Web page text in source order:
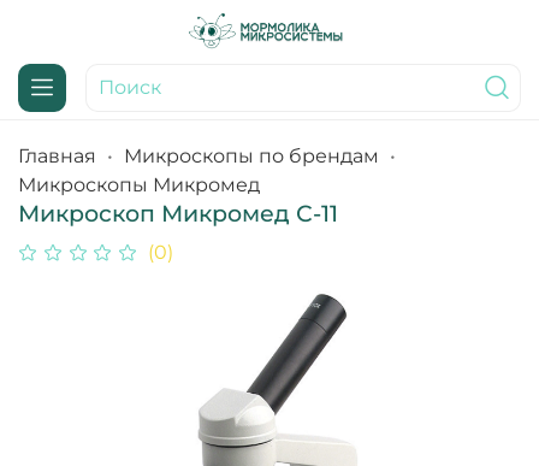
Главная
Микроскопы по брендам
Микроскопы Микромед
Микроскоп Микромед С-11
(0)